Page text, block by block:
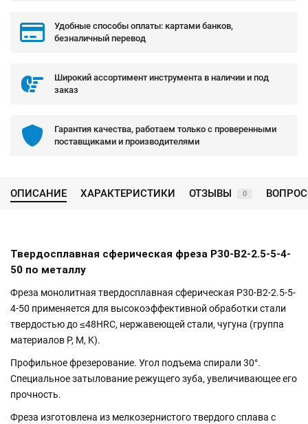
Удобные способы оплаты: картами банков,
безналичный перевод
Широкий ассортимент инструмента в наличии и под
заказ
Гарантия качества, работаем только с проверенными
поставщиками и производителями
ОПИСАНИЕ ХАРАКТЕРИСТИКИ ОТЗЫВЫ 0
Твердосплавная сферическая фреза P30-B2-2.5-5-4-
50 по металлу
Фреза монолитная твердосплавная сферическая P30-B2-2.5-5-
4-50 применяется для высокоэффективной обработки стали
твердостью до ≤48HRC, нержавеющей стали, чугуна (группа
материалов P, M, K).
Профильное фрезерование. Угол подъема спирали 30°.
Специальное затылование режущего зуба, увеличивающее его
прочность.
Фреза изготовлена из мелкозернистого твердого сплава с